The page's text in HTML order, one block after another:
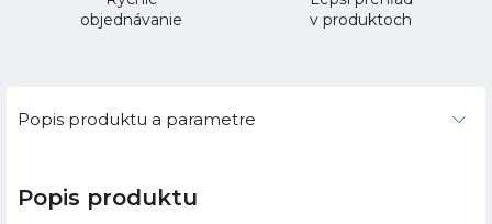
objednávanie
v produktoch
Popis produktu a parametre
Popis produktu